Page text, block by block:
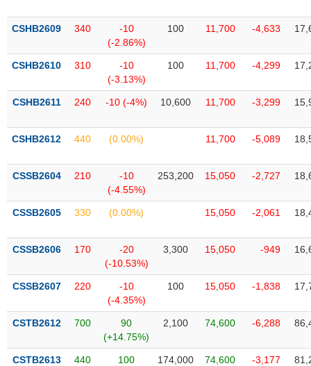
CSHB2609 340
-10
(-2.86%)
100 11,700 -4,633
CSHB2610 310
-10
(-3.13%)
100 11,700 -4,299
CSHB2611 240 -10 (-4%) 10,600 11,700 -3,299
CSHB2612 440 (0.00%) 11,700 -5,089
CSSB2604 210
-10
(-4.55%)
253,200 15,050 -2,727
CSSB2605 330 (0.00%) 15,050 -2,061
CSSB2606 170
-20
(-10.53%)
3,300 15,050 -949
CSSB2607 220
-10
(-4.35%)
100 15,050 -1,838
CSTB2612 700
90
(+14.75%)
2,100 74,600 -6,288
CSTB2613 440
100
174,000 74,600 -3,177
Tất cả Cổ phiếu Chỉ số Chứng chỉ quỹ Chứng
Lãnh
(-)
tức
(-)
của
(-)
Báo
phân
tích